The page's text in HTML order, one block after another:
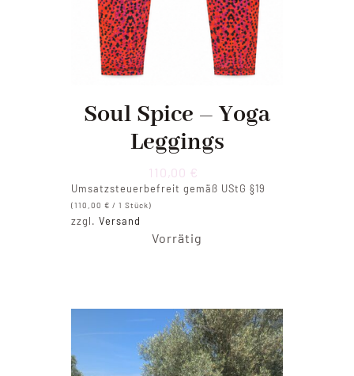
Soul Spice – Yoga
Leggings
110,00 €
Umsatzsteuerbefreit gemäß UStG §19
(110,00€ / 1 Stück)
zzgl.Versand
Vorrätig